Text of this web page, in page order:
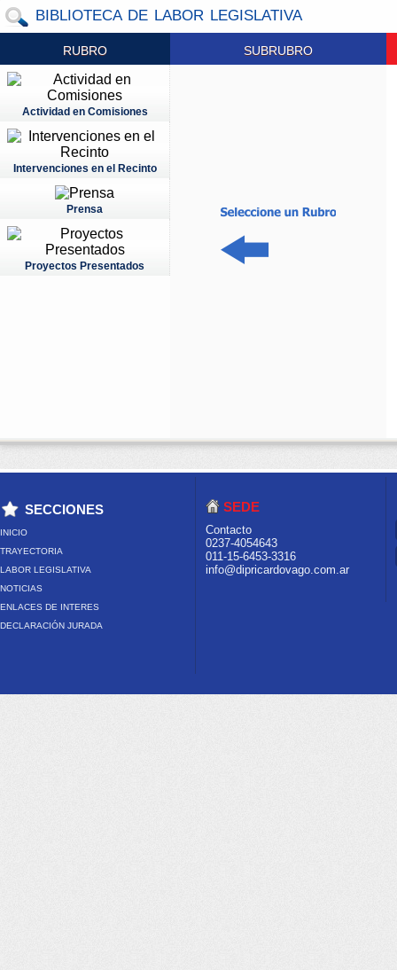
BIBLIOTECA DE LABOR LEGISLATIVA
RUBRO
Actividad en Comisiones
Intervenciones en el Recinto
Prensa
Proyectos Presentados
SUBRUBRO
SECCIONES
INICIO
TRAYECTORIA
LABOR LEGISLATIVA
NOTICIAS
ENLACES DE INTERES
DECLARACIÓN JURADA
SEDE
Contacto
0237-4054643
011-15-6453-3316
info@dipricardovago.com.ar